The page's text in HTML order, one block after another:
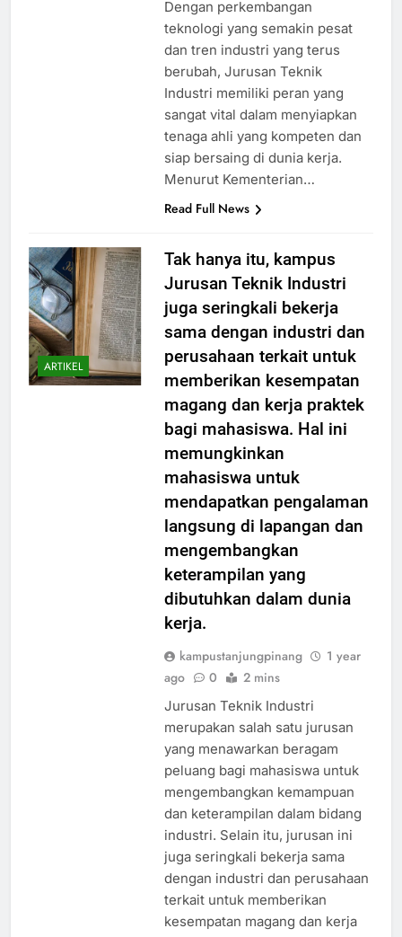
Dengan perkembangan
teknologi yang semakin pesat
dan tren industri yang terus
berubah, Jurusan Teknik
Industri memiliki peran yang
sangat vital dalam menyiapkan
tenaga ahli yang kompeten dan
siap bersaing di dunia kerja.
Menurut Kementerian…
Read Full News
ARTIKEL
Tak hanya itu, kampus
Jurusan Teknik Industri
juga seringkali bekerja
sama dengan industri dan
perusahaan terkait untuk
memberikan kesempatan
magang dan kerja praktek
bagi mahasiswa. Hal ini
memungkinkan
mahasiswa untuk
mendapatkan pengalaman
langsung di lapangan dan
mengembangkan
keterampilan yang
dibutuhkan dalam dunia
kerja.
kampustanjungpinang
1 year
ago
0 2 mins
Jurusan Teknik Industri
merupakan salah satu jurusan
yang menawarkan beragam
peluang bagi mahasiswa untuk
mengembangkan kemampuan
dan keterampilan dalam bidang
industri. Selain itu, jurusan ini
juga seringkali bekerja sama
dengan industri dan perusahaan
terkait untuk memberikan
kesempatan magang dan kerja